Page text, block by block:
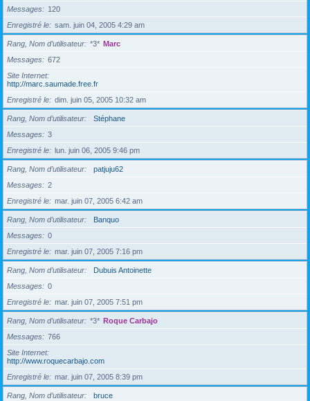
Messages
120
Enregistré le
sam. juin 04, 2005 4:29 am
Rang, Nom d’utilisateur *3* Marc
Messages
672
Site Internet
http://marc.saumade.free.fr
Enregistré le
dim. juin 05, 2005 10:32 am
Rang, Nom d’utilisateur
Stéphane
Messages
3
Enregistré le
lun. juin 06, 2005 9:46 pm
Rang, Nom d’utilisateur
patjuju62
Messages
2
Enregistré le
mar. juin 07, 2005 6:42 am
Rang, Nom d’utilisateur
Banquo
Messages
0
Enregistré le
mar. juin 07, 2005 7:16 pm
Rang, Nom d’utilisateur
Dubuis Antoinette
Messages
0
Enregistré le
mar. juin 07, 2005 7:51 pm
Rang, Nom d’utilisateur *3* Roque Carbajo
Messages
766
Site Internet
http://www.roquecarbajo.com
Enregistré le
mar. juin 07, 2005 8:39 pm
Rang, Nom d’utilisateur
bruce